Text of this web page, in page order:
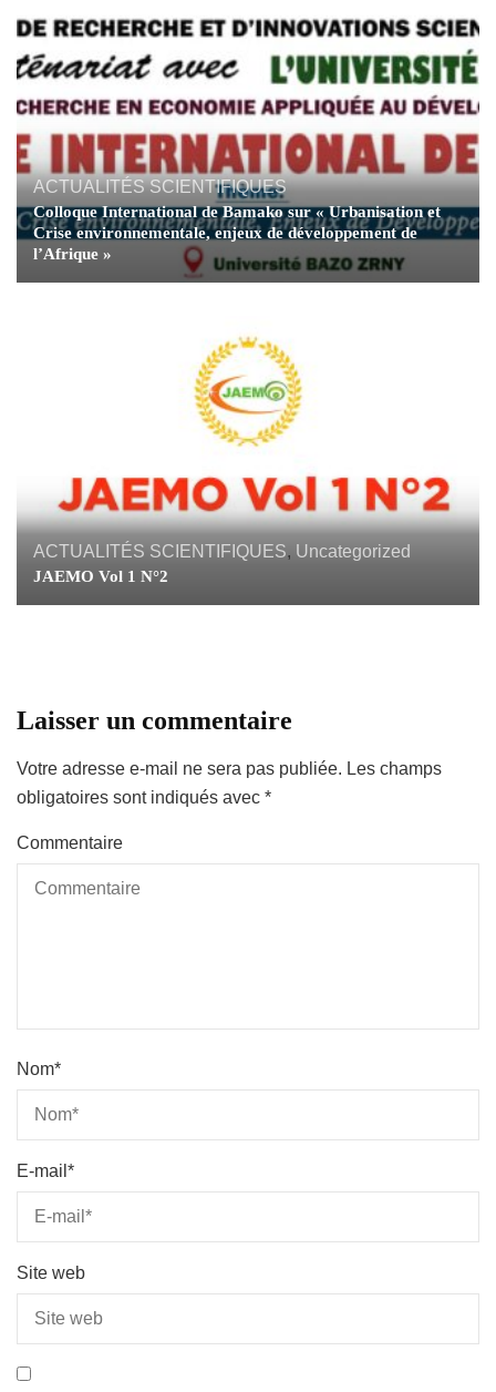
ACTUALITÉS SCIENTIFIQUES
Colloque International de Bamako sur « Urbanisation et
Crise environnementale, enjeux de développement de
l’Afrique »
ACTUALITÉS SCIENTIFIQUES, Uncategorized
JAEMO Vol 1 N°2
Laisser un commentaire
Votre adresse e-mail ne sera pas publiée. Les champs
obligatoires sont indiqués avec *
Commentaire
Nom*
E-mail *
Site web